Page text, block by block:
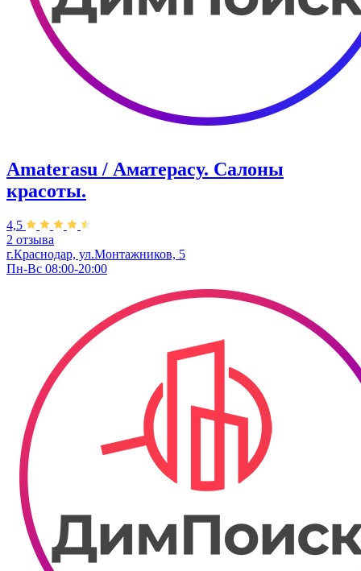
Amaterasu / Аматерасу. Салоны
красоты.
4,5
2 отзыва
г.Краснодар, ул.Монтажников, 5
Пн-Вс 08:00-20:00